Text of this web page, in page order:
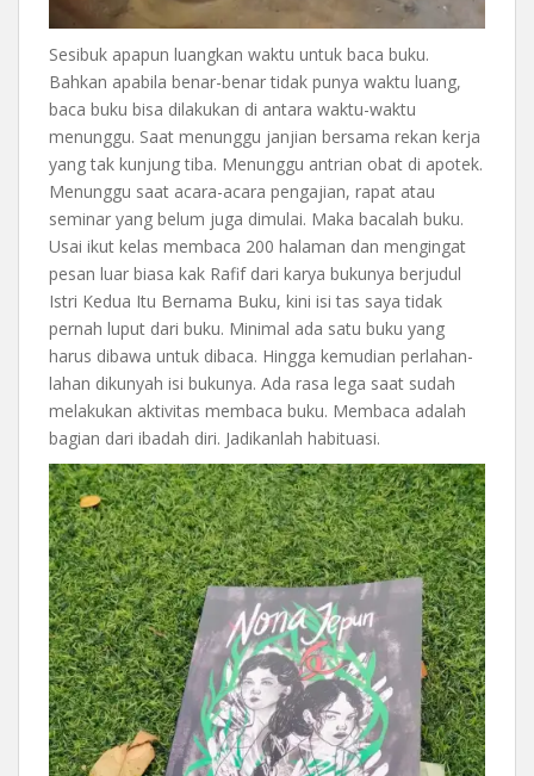
Sesibuk apapun luangkan waktu untuk baca buku.
Bahkan apabila benar-benar tidak punya waktu luang,
baca buku bisa dilakukan di antara waktu-waktu
menunggu. Saat menunggu janjian bersama rekan kerja
yang tak kunjung tiba. Menunggu antrian obat di apotek.
Menunggu saat acara-acara pengajian, rapat atau
seminar yang belum juga dimulai. Maka bacalah buku.
Usai ikut kelas membaca 200 halaman dan mengingat
pesan luar biasa kak Rafif dari karya bukunya berjudul
Istri Kedua Itu Bernama Buku, kini isi tas saya tidak
pernah luput dari buku. Minimal ada satu buku yang
harus dibawa untuk dibaca. Hingga kemudian perlahan-
lahan dikunyah isi bukunya. Ada rasa lega saat sudah
melakukan aktivitas membaca buku. Membaca adalah
bagian dari ibadah diri. Jadikanlah habituasi.